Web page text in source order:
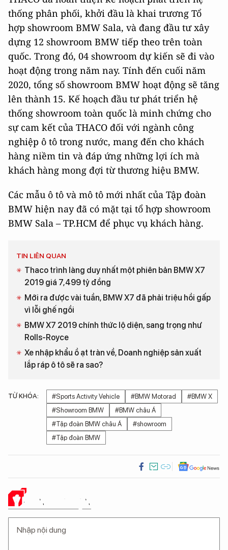
thống phân phối, khởi đầu là khai trương Tổ
hợp showroom BMW Sala, và đang đầu tư xây
dựng 12 showroom BMW tiếp theo trên toàn
quốc. Trong đó, 04 showroom dự kiến sẽ đi vào
hoạt động trong năm nay. Tính đến cuối năm
2020, tổng số showroom BMW hoạt động sẽ tăng
lên thành 15. Kế hoạch đầu tư phát triển hệ
thống showroom toàn quốc là minh chứng cho
sự cam kết của THACO đối với ngành công
nghiệp ô tô trong nước, mang đến cho khách
hàng niềm tin và đáp ứng những lợi ích mà
khách hàng mong đợi từ thương hiệu BMW.
Các mẫu ô tô và mô tô mới nhất của Tập đoàn
BMW hiện nay đã có mặt tại tổ hợp showroom
BMW Sala – TP.HCM để phục vụ khách hàng.
TIN LIÊN QUAN
Thaco trình làng duy nhất một phiên bản BMW X7
2019 giá 7,499 tỷ đồng
Mới ra được vài tuần, BMW X7 đã phải triệu hồi gấp
vì lỗi ghế ngồi
BMW X7 2019 chính thức lộ diện, sang trọng như
Rolls-Royce
Xe nhập khẩu ồ ạt tràn về, Doanh nghiệp sản xuất
lắp ráp ô tô sẽ ra sao?
TỪ KHÓA: #Sports Activity Vehicle #BMW Motorad
#BMW X
#Showroom BMW
#BMW châu Á
#Tập đoàn BMW châu Á
#showroom
#Tập đoàn BMW
Ý KIẾN CỦA BẠN